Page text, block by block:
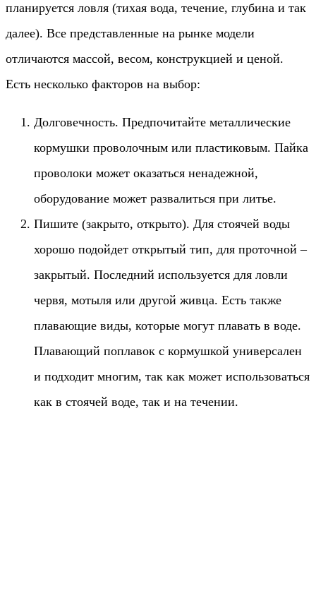
планируется ловля (тихая вода, течение, глубина и так
далее). Все представленные на рынке модели
отличаются массой, весом, конструкцией и ценой.
Есть несколько факторов на выбор:
Долговечность. Предпочитайте металлические
кормушки проволочным или пластиковым. Пайка
проволоки может оказаться ненадежной,
оборудование может развалиться при литье.
Пишите (закрыто, открыто). Для стоячей воды
хорошо подойдет открытый тип, для проточной –
закрытый. Последний используется для ловли
червя, мотыля или другой живца. Есть также
плавающие виды, которые могут плавать в воде.
Плавающий поплавок с кормушкой универсален
и подходит многим, так как может использоваться
как в стоячей воде, так и на течении.